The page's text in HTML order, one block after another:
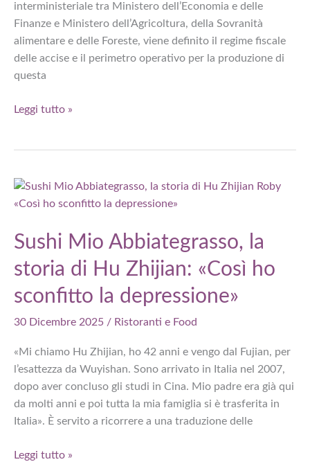
interministeriale tra Ministero dell’Economia e delle
Finanze e Ministero dell’Agricoltura, della Sovranità
alimentare e delle Foreste, viene definito il regime fiscale
delle accise e il perimetro operativo per la produzione di
questa
Decreto
in
del
Ministero
Leggi tutto »
Sushi Mio Abbiategrasso, la
storia di Hu Zhijian: «Così ho
sconfitto la depressione»
30 Dicembre 2025 / Ristoranti e Food
«Mi chiamo Hu Zhijian, ho 42 anni e vengo dal Fujian, per
l’esattezza da Wuyishan. Sono arrivato in Italia nel 2007,
dopo aver concluso gli studi in Cina. Mio padre era già qui
da molti anni e poi tutta la mia famiglia si è trasferita in
Italia». È servito a ricorrere a una traduzione delle
Sushi
Leggi tutto »